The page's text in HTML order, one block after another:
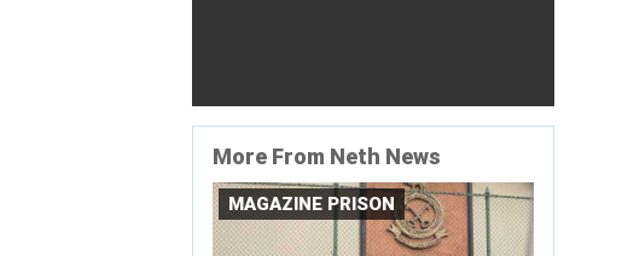
More From Neth News
MAGAZINE PRISON